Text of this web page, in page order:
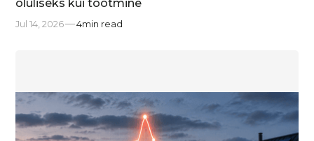
oluliseks kui tootmine
Jul 14, 2026 4min read